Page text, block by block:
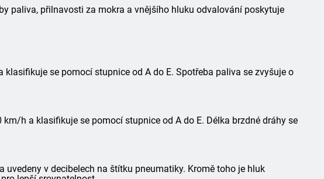
paliva, přilnavosti za mokra a vnějšího hluku odvalování poskytuje
se pomocí stupnice od A do E. Spotřeba paliva se zvyšuje o
h a klasifikuje se pomocí stupnice od A do E. Délka brzdné dráhy se
uvedeny v decibelech na štítku pneumatiky. Kromě toho je hluk